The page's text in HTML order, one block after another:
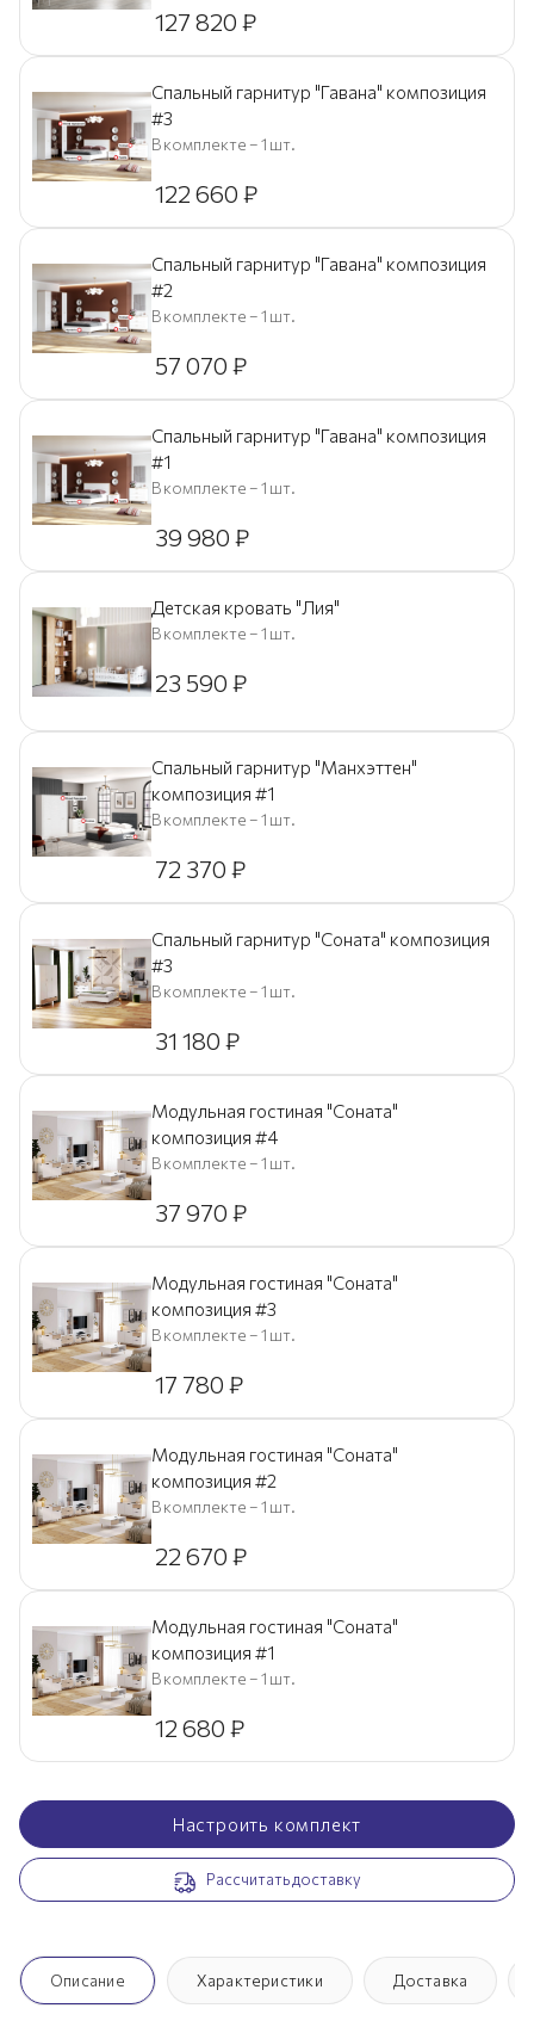
127 820 ₽
Спальный гарнитур "Гавана" композиция
#3
В комплекте – 1 шт.
122 660 ₽
Спальный гарнитур "Гавана" композиция
#2
В комплекте – 1 шт.
57 070 ₽
Спальный гарнитур "Гавана" композиция
#1
В комплекте – 1 шт.
39 980 ₽
Детская кровать "Лия"
В комплекте – 1 шт.
23 590 ₽
Спальный гарнитур "Манхэттен"
композиция #1
В комплекте – 1 шт.
72 370 ₽
Спальный гарнитур "Соната" композиция
#3
В комплекте – 1 шт.
31 180 ₽
Модульная гостиная "Соната"
композиция #4
В комплекте – 1 шт.
37 970 ₽
Модульная гостиная "Соната"
композиция #3
В комплекте – 1 шт.
17 780 ₽
Модульная гостиная "Соната"
композиция #2
В комплекте – 1 шт.
22 670 ₽
Модульная гостиная "Соната"
композиция #1
В комплекте – 1 шт.
12 680 ₽
Настроить комплект
Рассчитать доставку
Описание Характеристики Доставка